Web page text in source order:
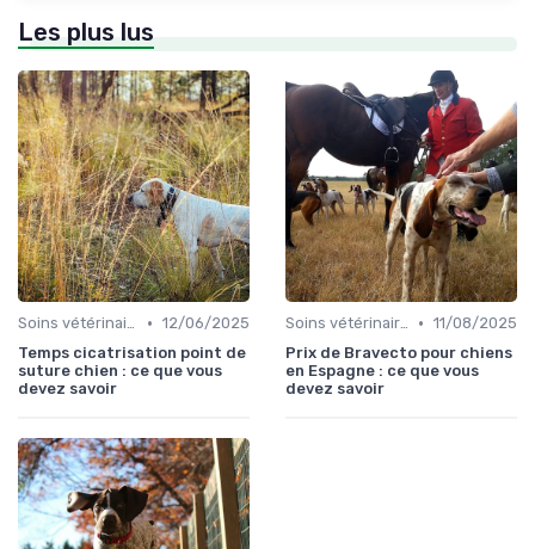
Les plus lus
Soins vétérinaires pour chiens de chasse • 12/06/2025
Temps cicatrisation point de
suture chien : ce que vous
devez savoir
Soins vétérinaires pour chiens de chasse • 11/08/2025
Prix de Bravecto pour chiens
en Espagne : ce que vous
devez savoir